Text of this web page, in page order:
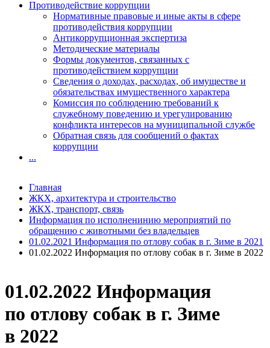
01.02.2022 Информация
по отлову собак в г. Зиме
в 2022
Противодействие коррупции
Нормативные правовые и иные акты в сфере
противодействия коррупции
Антикоррупционная экспертиза
Методические материалы
Формы документов, связанных с
противодействием коррупции
Сведения о доходах, расходах, об имуществе и
обязательствах имущественного характера
Комиссия по соблюдению требований к
служебному поведению и урегулированию
конфликта интересов на муниципальной службе
Обратная связь для сообщений о фактах
коррупции
...
Главная
ЖКХ, архитектура и строительство
ЖКХ, транспорт, связь
Информация по исполненинию мероприятий по
обращению с животными без владельцев
01.02.2021 Информация по отлову собак в г. Зиме в 2021
01.02.2022 Информация по отлову собак в г. Зиме в 2022